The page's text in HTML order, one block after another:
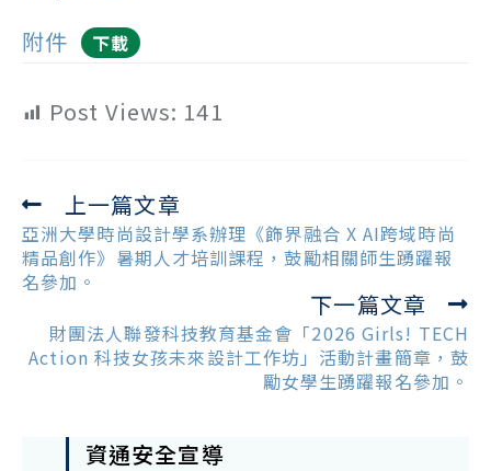
附件
下載
Post Views: 141
Read
more
articles
上一篇文章
亞洲大學時尚設計學系辦理《飾界融合 X AI跨域時尚
精品創作》暑期人才培訓課程，鼓勵相關師生踴躍報
名參加。
下一篇文章
財團法人聯發科技教育基金會「2026 Girls! TECH
Action 科技女孩未來設計工作坊」活動計畫簡章，鼓
勵女學生踴躍報名參加。
資通安全宣導